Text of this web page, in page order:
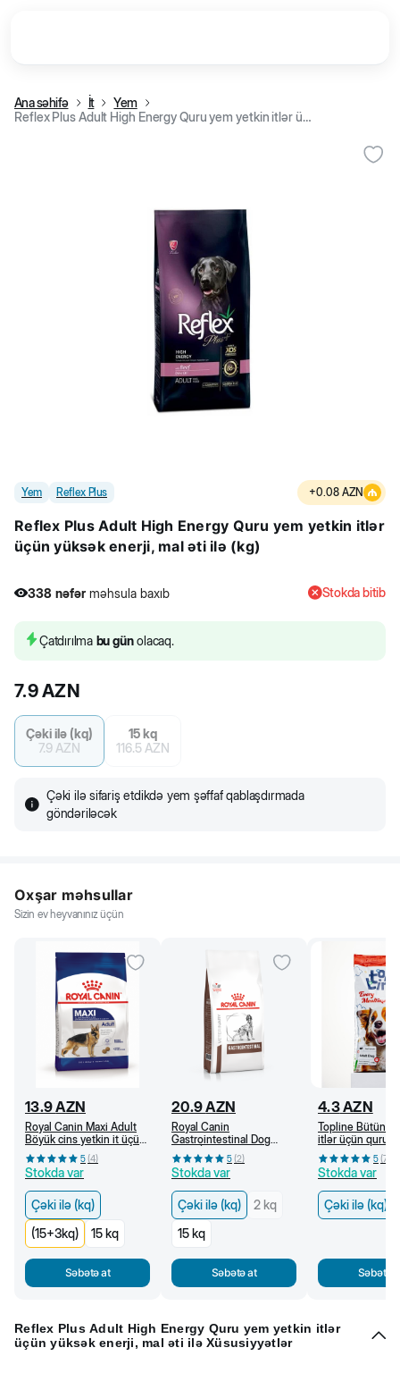
Ana səhifə İt
Yem
Reflex Plus Adult High Energy Quru yem yetkin itlər üçün yüksək enerji, mal əti ilə (kg)
Yem Reflex Plus +0.08 AZN
Reflex Plus Adult High Energy Quru yem yetkin itlər
üçün yüksək enerji, mal əti ilə (kg)
338 nəfər məhsula baxıb
338 nəfər məhsula baxıb
Stokda bitib
Çatdırılma bu günolacaq.
7.9AZN
Çəki ilə (kq)
7.9 AZN
15 kq
116.5 AZN
Çəki ilə sifariş etdikdə yem şəffaf qablaşdırmada
göndəriləcək
Oxşar məhsullar
Sizin ev heyvanınız üçün
13.9AZN
Royal Canin Maxi Adult
Böyük cins yetkin it üçün
quru yem, 15 aydan (kq)
5(4)
Stokda var
Çəki ilə (kq)
(15+3kq)
15 kq
Səbətə at
20.9AZN
Royal Canin
Gastrointestinal Dog
Adult İt üçün həzm
pozulmasında baytarlıq
pəhrizi, quru yem (kq)
5(2)
Stokda var
Çəki ilə (kq)
2 kq
15 kq
Səbətə at
4.3AZN
Topline Bütün
itlər üçün quru
əti ilə (kq)
5(7
Stokda var
Çəki ilə (kq)
Səbətə
Reflex Plus Adult High Energy Quru yem yetkin itlər
üçün yüksək enerji, mal əti ilə Xüsusiyyətlər